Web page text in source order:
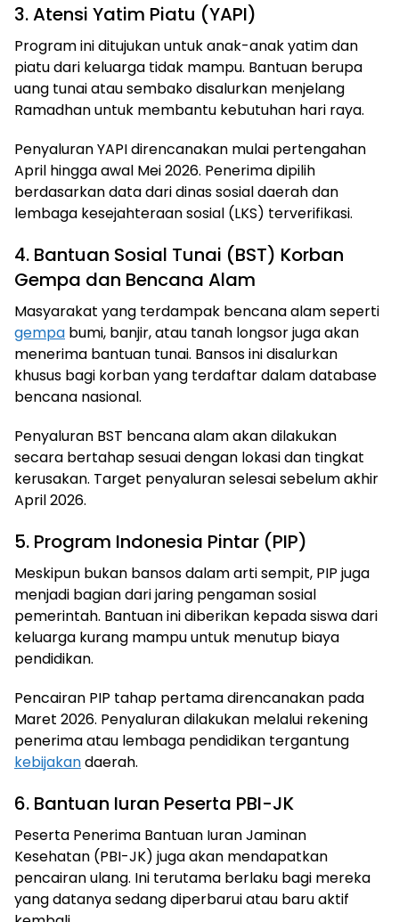
3. Atensi Yatim Piatu (YAPI)
Program ini ditujukan untuk anak-anak yatim dan
piatu dari keluarga tidak mampu. Bantuan berupa
uang tunai atau sembako disalurkan menjelang
Ramadhan untuk membantu kebutuhan hari raya.
Penyaluran YAPI direncanakan mulai pertengahan
April hingga awal Mei 2026. Penerima dipilih
berdasarkan data dari dinas sosial daerah dan
lembaga kesejahteraan sosial (LKS) terverifikasi.
4. Bantuan Sosial Tunai (BST) Korban
Gempa dan Bencana Alam
Masyarakat yang terdampak bencana alam seperti
gempa bumi, banjir, atau tanah longsor juga akan
menerima bantuan tunai. Bansos ini disalurkan
khusus bagi korban yang terdaftar dalam database
bencana nasional.
Penyaluran BST bencana alam akan dilakukan
secara bertahap sesuai dengan lokasi dan tingkat
kerusakan. Target penyaluran selesai sebelum akhir
April 2026.
5. Program Indonesia Pintar (PIP)
Meskipun bukan bansos dalam arti sempit, PIP juga
menjadi bagian dari jaring pengaman sosial
pemerintah. Bantuan ini diberikan kepada siswa dari
keluarga kurang mampu untuk menutup biaya
pendidikan.
Pencairan PIP tahap pertama direncanakan pada
Maret 2026. Penyaluran dilakukan melalui rekening
penerima atau lembaga pendidikan tergantung
kebijakandaerah.
6. Bantuan Iuran Peserta PBI-JK
Peserta Penerima Bantuan Iuran Jaminan
Kesehatan (PBI-JK) juga akan mendapatkan
pencairan ulang. Ini terutama berlaku bagi mereka
yang datanya sedang diperbarui atau baru aktif